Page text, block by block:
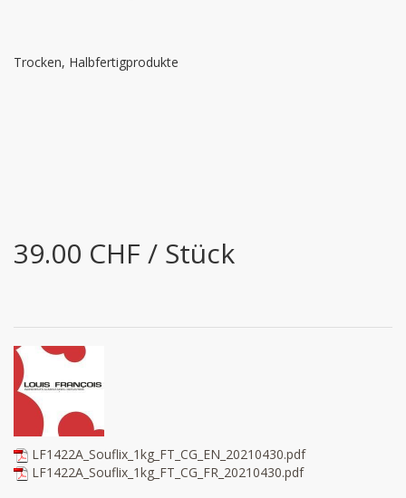
Trocken, Halbfertigprodukte
39.00 CHF / Stück
LF1422A_Souflix_1kg_FT_CG_EN_20210430.pdf
LF1422A_Souflix_1kg_FT_CG_FR_20210430.pdf